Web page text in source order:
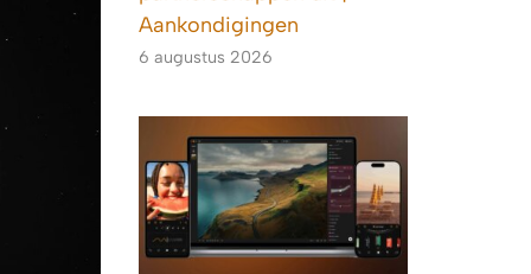
Aankondigingen
6 augustus 2026